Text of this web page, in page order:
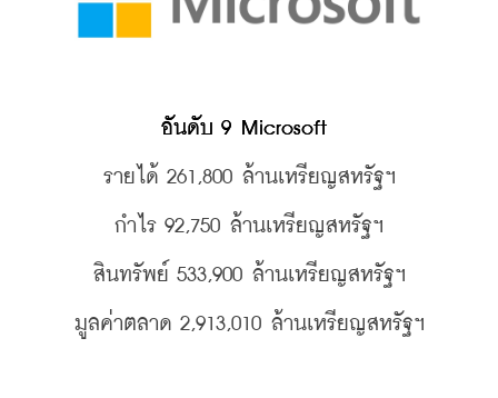
อันดับ 9 Microsoft
รายได้ 261,800 ล้านเหรียญสหรัฐฯ
กำไร 92,750 ล้านเหรียญสหรัฐฯ
สินทรัพย์ 533,900 ล้านเหรียญสหรัฐฯ
มูลค่าตลาด 2,913,010 ล้านเหรียญสหรัฐฯ